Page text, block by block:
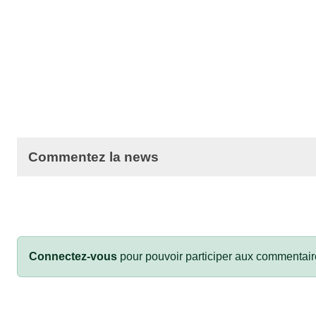
Commentez la news
Connectez-vous pour pouvoir participer aux